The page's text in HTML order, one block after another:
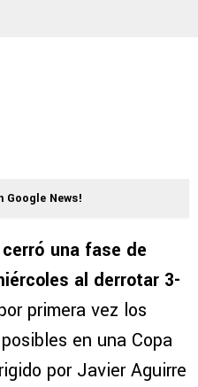
Google News!
cerró una fase de
al derrotar 3-
primera vez los
en una Copa
por Javier Aguirre